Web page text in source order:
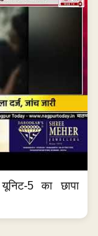
5 का छापा